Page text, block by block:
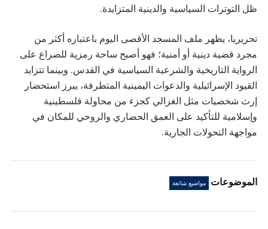
ظل التوترات السياسية والدينية المتزايدة.
تحريريا، يظهر ملف المسجد الأقصى اليوم باعتباره أكثر من
مجرد قضية دينية أو أمنية؛ فهو أصبح ساحة رمزية للصراع على
الرواية التاريخية والشرعية السياسية في القدس. وبينما تتزايد
القيود الإسرائيلية والدعوات اليمينية المتطرفة، يبرز استحضار
إرث شخصيات مثل الغزالي كجزء من محاولة فلسطينية
وإسلامية للتأكيد على العمق الحضاري والروحي للمكان في
مواجهة التحولات الجارية.
الموضوعات مواضيع شائعة